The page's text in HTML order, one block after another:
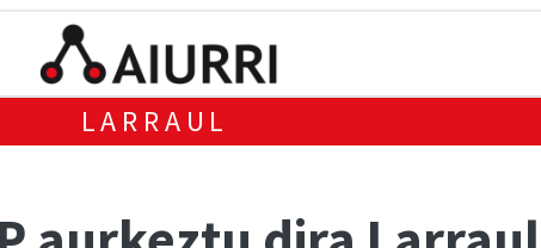
LARRAUL